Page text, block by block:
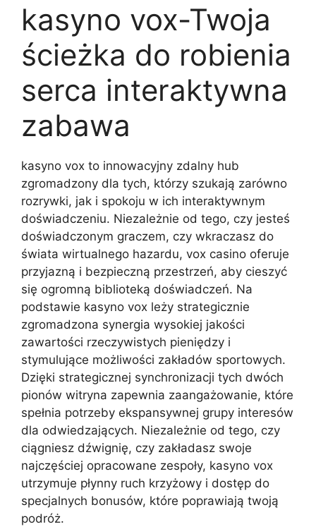
kasyno vox-Twoja
ścieżka do robienia
serca interaktywna
zabawa
kasyno vox to innowacyjny zdalny hub
zgromadzony dla tych, którzy szukają zarówno
rozrywki, jak i spokoju w ich interaktywnym
doświadczeniu. Niezależnie od tego, czy jesteś
doświadczonym graczem, czy wkraczasz do
świata wirtualnego hazardu, vox casino oferuje
przyjazną i bezpieczną przestrzeń, aby cieszyć
się ogromną biblioteką doświadczeń. Na
podstawie kasyno vox leży strategicznie
zgromadzona synergia wysokiej jakości
zawartości rzeczywistych pieniędzy i
stymulujące możliwości zakładów sportowych.
Dzięki strategicznej synchronizacji tych dwóch
pionów witryna zapewnia zaangażowanie, które
spełnia potrzeby ekspansywnej grupy interesów
dla odwiedzających. Niezależnie od tego, czy
ciągniesz dźwignię, czy zakładasz swoje
najczęściej opracowane zespoły, kasyno vox
utrzymuje płynny ruch krzyżowy i dostęp do
specjalnych bonusów, które poprawiają twoją
podróż.